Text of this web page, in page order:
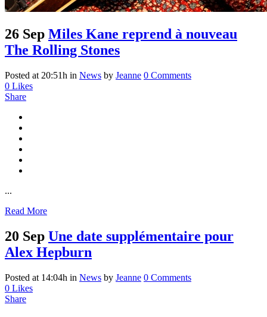
26 Sep Miles Kane reprend à nouveau
The Rolling Stones
Posted at 20:51h in News by Jeanne 0 Comments
0 Likes
Share
...
Read More
20 Sep Une date supplémentaire pour
Alex Hepburn
Posted at 14:04h in News by Jeanne 0 Comments
0 Likes
Share